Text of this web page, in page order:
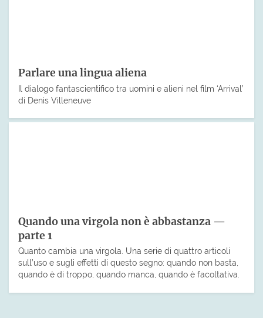
Parlare una lingua aliena
Il dialogo fantascientifico tra uomini e alieni nel film ‘Arrival’
di Denis Villeneuve
Quando una virgola non è abbastanza —
parte 1
Quanto cambia una virgola. Una serie di quattro articoli
sull’uso e sugli effetti di questo segno: quando non basta,
quando è di troppo, quando manca, quando è facoltativa.